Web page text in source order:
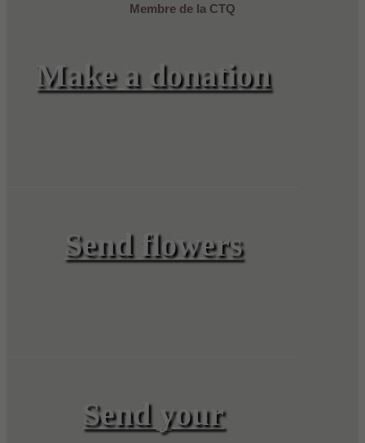
Membre de la CTQ
Make a donation
Send flowers
Send your